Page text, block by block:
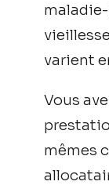
varient
Vous
mêmes